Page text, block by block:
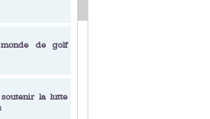
les femmes
premières
Xanthopoulos,
de golf
la lutte